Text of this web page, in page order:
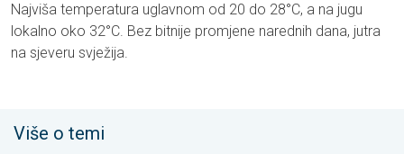
Najviša temperatura uglavnom od 20 do 28°C, a na jugu
lokalno oko 32°C. Bez bitnije promjene narednih dana, jutra
na sjeveru svježija.
Više o temi